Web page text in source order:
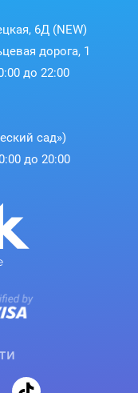
6Д (NEW)
дорога, 1
до 22:00
сад»)
до 20:00